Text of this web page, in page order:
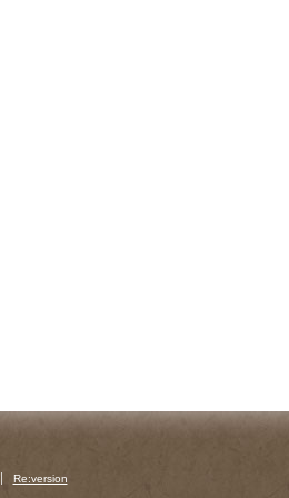
Re:version